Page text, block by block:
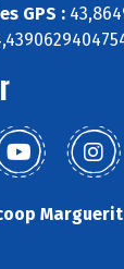
GPS :